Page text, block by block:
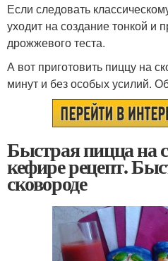
Если следовать
уходит на создание тонкой и
дрожжевого теста.
А вот приготовить пиццу на
минут и без особых усилий.
Быстрая пицца на
кефире рецепт.
сковороде